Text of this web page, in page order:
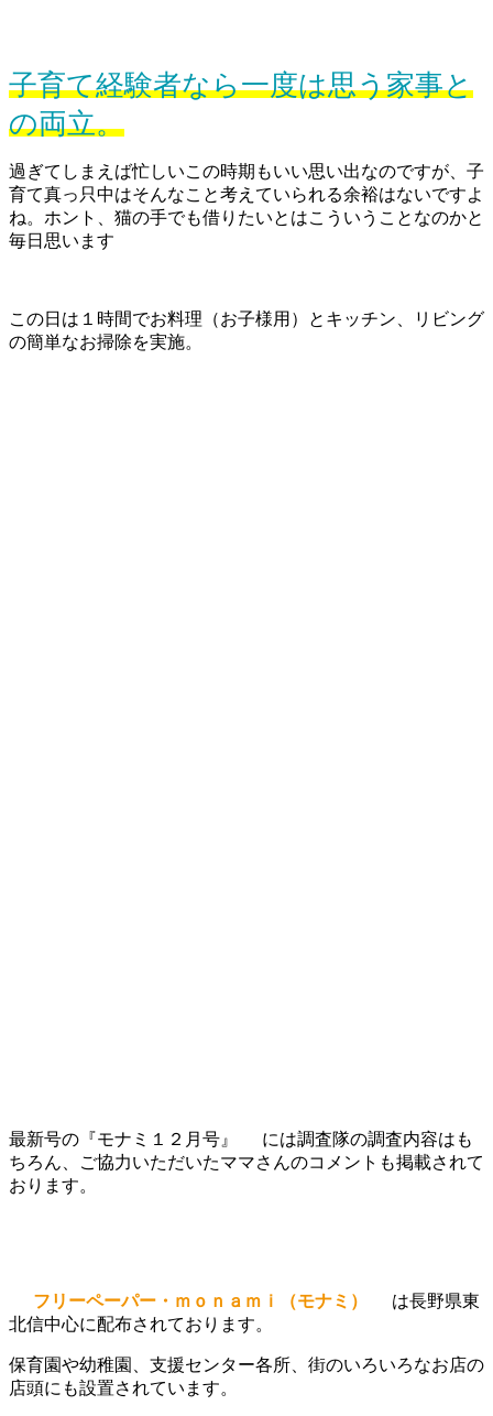
子育て経験者なら一度は思う家事と
の両立。
過ぎてしまえば忙しいこの時期もいい思い出なのですが、子
育て真っ只中はそんなこと考えていられる余裕はないですよ
ね。ホント、猫の手でも借りたいとはこういうことなのかと
毎日思います
この日は１時間でお料理（お子様用）とキッチン、リビング
の簡単なお掃除を実施。
最新号の『モナミ１２月号』
には調査隊の調査内容はも
ちろん、ご協力いただいたママさんのコメントも掲載されて
おります。
フリーペーパー・ｍｏｎａｍｉ（モナミ）
は長野県東
北信中心に配布されております。
保育園や幼稚園、支援センター各所、街のいろいろなお店の
店頭にも設置されています。